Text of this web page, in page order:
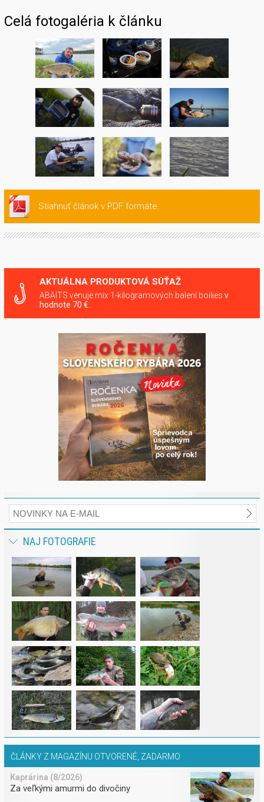
Celá fotogaléria k článku
Stiahnuť článok v PDF formáte.
AKTUÁLNA PRODUKTOVÁ SÚŤAŽ
ABAITS venuje mix 1-kilogramových balení boilies v
hodnote 70 €.
NAJ FOTOGRAFIE
ČLÁNKY Z MAGAZÍNU OTVORENÉ, ZADARMO
Kaprárina (8/2026)
Za veľkými amurmi do divočiny